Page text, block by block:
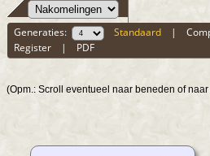
Generaties: Standaard |
Register | PDF
(Opm.: Scroll eventueel naar beneden of